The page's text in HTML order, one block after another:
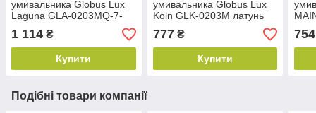
умивальника Globus Lux
Laguna GLA-0203MQ-7-
WHITE білий латунь вилив
15см
1 114 ₴
Купити
умивальника Globus Lux
Koln GLK-0203M латунь
на гайці вилив 15см
777₴
Купити
754
Подібні товари компанії